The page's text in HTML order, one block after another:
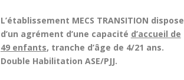
L’établissement MECS TRANSITION dispose
d’un agrément d’une capacité d’accueil de
49 enfants, tranche d’âge de 4/21 ans.
Double Habilitation ASE/PJJ.